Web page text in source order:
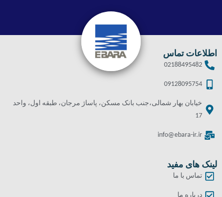
اطلاعات تماس
02188495482
09128095754
خیابان بهار شمالی،جنب بانک مسکن، پاساژ مرجان، طبقه اول، واحد
17
info@ebara-ir.ir
لینک های مفید
تماس با ما
درباره ما